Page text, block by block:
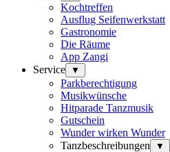
Kochtreffen
Ausflug Seifenwerkstatt
Gastronomie
Die Räume
App Zangi
Service
▼
Parkberechtigung
Musikwünsche
Hitparade Tanzmusik
Gutschein
Wunder wirken Wunder
Tanzbeschreibungen
▼